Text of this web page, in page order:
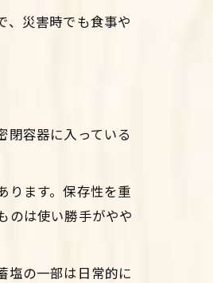
、災害時でも食事や
閉容器に入っている
ります。保存性を重
のは使い勝手がやや
塩の一部は日常的に